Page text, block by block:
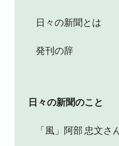
日々の新聞とは
発刊の辞
日々の新聞のこと
「風」阿部 忠文さん